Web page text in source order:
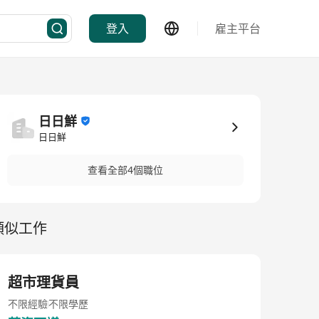
登入 雇主平台
日日鮮
日日鮮
查看全部4個職位
似工作
超市理貨員
不限經驗不限學歷